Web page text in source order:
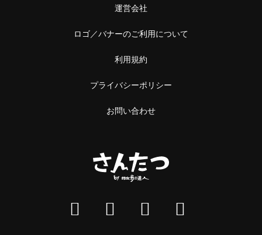
運営会社
ロゴ／バナーのご利用について
利用規約
プライバシーポリシー
お問い合わせ